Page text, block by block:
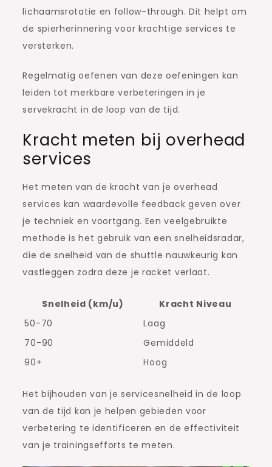
lichaamsrotatie en follow-through. Dit helpt om
de spierherinnering voor krachtige services te
versterken.
Regelmatig oefenen van deze oefeningen kan
leiden tot merkbare verbeteringen in je
servekracht in de loop van de tijd.
Kracht meten bij overhead
services
Het meten van de kracht van je overhead
services kan waardevolle feedback geven over
je techniek en voortgang. Een veelgebruikte
methode is het gebruik van een snelheidsradar,
die de snelheid van de shuttle nauwkeurig kan
vastleggen zodra deze je racket verlaat.
Snelheid (km/u)
Kracht Niveau
50-70
Laag
70-90
Gemiddeld
90+
Hoog
Het bijhouden van je servicesnelheid in de loop
van de tijd kan je helpen gebieden voor
verbetering te identificeren en de effectiviteit
van je trainingsefforts te meten.